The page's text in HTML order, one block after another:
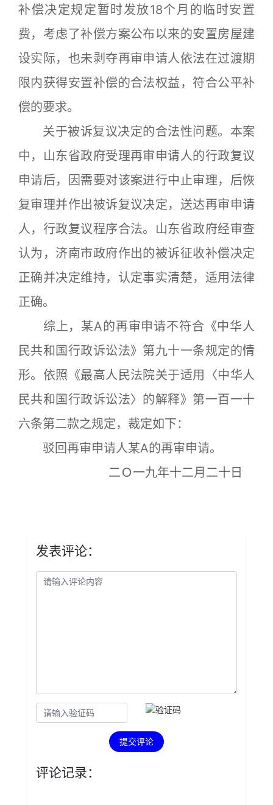
补偿决定规定暂时发放18个月的临时安置
费，考虑了补偿方案公布以来的安置房屋建
设实际，也未剥夺再审申请人依法在过渡期
限内获得安置补偿的合法权益，符合公平补
偿的要求。
关于被诉复议决定的合法性问题。本案
中，山东省政府受理再审申请人的行政复议
申请后，因需要对该案进行中止审理，后恢
复审理并作出被诉复议决定，送达再审申请
人，行政复议程序合法。山东省政府经审查
认为，济南市政府作出的被诉征收补偿决定
正确并决定维持，认定事实清楚，适用法律
正确。
综上，某A的再审申请不符合《中华人
民共和国行政诉讼法》第九十一条规定的情
形。依照《最高人民法院关于适用〈中华人
民共和国行政诉讼法〉的解释》第一百一十
六条第二款之规定，裁定如下：
驳回再审申请人某A的再审申请。
二Ｏ一九年十二月二十日
发表评论：
提交评论
评论记录：